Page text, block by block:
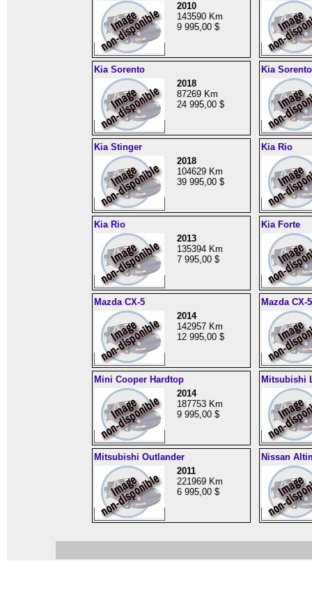
2010
143590 Km
9 995,00 $
Kia Sorento
2018
87269 Km
24 995,00 $
Kia Sorento
Kia Stinger
2018
104629 Km
39 995,00 $
Kia Rio
Kia Rio
2013
135394 Km
7 995,00 $
Kia Forte
Mazda CX-5
2014
142957 Km
12 995,00 $
Mazda CX-5
Mini Cooper Hardtop
2014
187753 Km
9 995,00 $
Mitsubishi
Mitsubishi Outlander
2011
221969 Km
6 995,00 $
Nissan